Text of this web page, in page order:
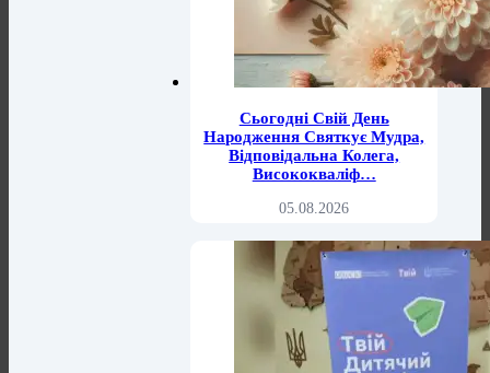
Сьогодні Свій День
Народження Святкує Мудра,
Відповідальна Колега,
Висококваліф…
05.08.2026